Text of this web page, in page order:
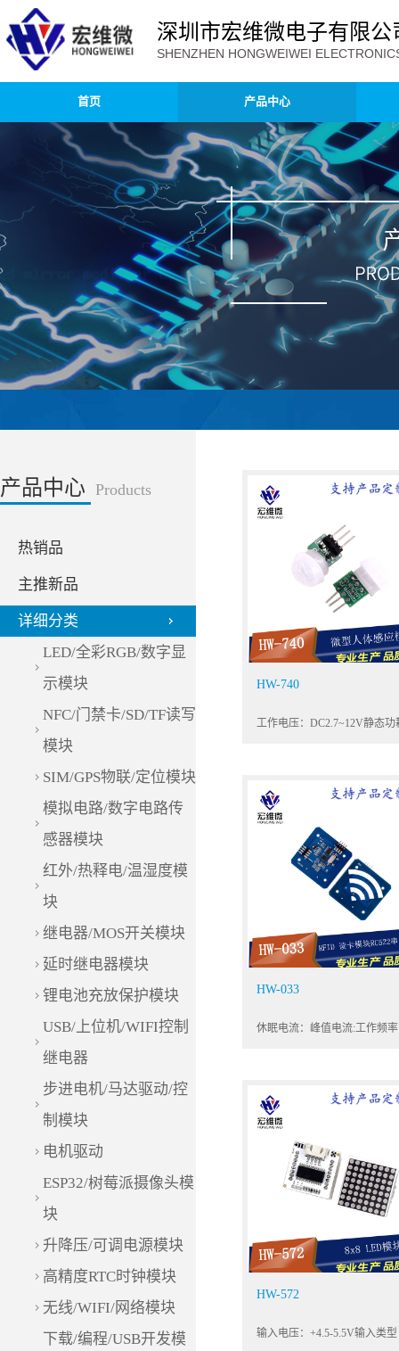
深圳市宏维微电子有限公
SHENZHEN HONGWEIWEI
首页 产品中心
产品中心 Products
热销品
主推新品
详细分类
LED/全彩RGB/数字显
示模块
NFC/门禁卡/SD/TF读写
模块
SIM/GPS物联/定位模块
模拟电路/数字电路传
感器模块
红外/热释电/温湿度模
块
继电器/MOS开关模块
延时继电器模块
锂电池充放保护模块
USB/上位机/WIFI控制
继电器
步进电机/马达驱动/控
制模块
电机驱动
ESP32/树莓派摄像头模
块
升降压/可调电源模块
高精度RTC时钟模块
无线/WIFI/网络模块
下载/编程/USB开发模
HW-740
工作电压：DC2.7~12V静态功
HW-033
休眠电流：峰值电流:工作频
HW-572
输入电压：+4.5-5.5V输入类